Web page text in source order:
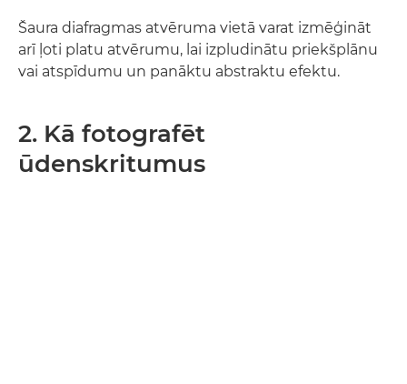
Šaura diafragmas atvēruma vietā varat izmēģināt
arī ļoti platu atvērumu, lai izpludinātu priekšplānu
vai atspīdumu un panāktu abstraktu efektu.
2. Kā fotografēt
ūdenskritumus